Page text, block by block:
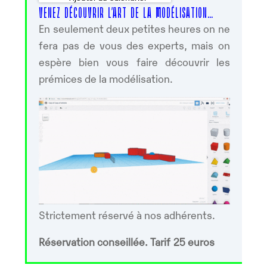
Télécharger ICS Calendrier Google
VENEZ DÉCOUVRIR L’ART DE LA MODÉLISATION…
En seulement deux petites heures on ne
fera pas de vous des experts, mais on
espère bien vous faire découvrir les
prémices de la modélisation.
Strictement réservé à nos adhérents.
Réservation conseillée. Tarif 25 euros